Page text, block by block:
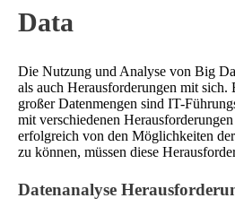
Data
Die Nutzung und Analyse von Big
als auch Herausforderungen mit sich.
großer Datenmengen sind IT-
mit verschiedenen
erfolgreich von den Möglichkeiten
zu können, müssen diese
Datenanalyse